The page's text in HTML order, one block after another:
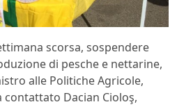
scorsa, sospendere
di pesche e nettarine,
alle Politiche Agricole,
Dacian Cioloş,